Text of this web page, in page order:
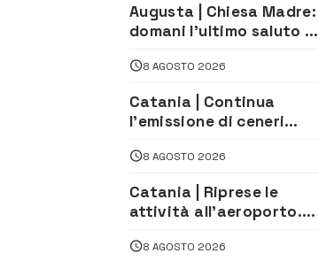
Augusta | Chiesa Madre:
domani l’ultimo saluto ad
morto in un incidente
8 AGOSTO 2026
Catania | Continua
l’emissione di ceneri
attività all’aeroporto di
Fontanarossa
8 AGOSTO 2026
Catania | Riprese le
attività all’aeroporto.
arrivo e in partenza
8 AGOSTO 2026